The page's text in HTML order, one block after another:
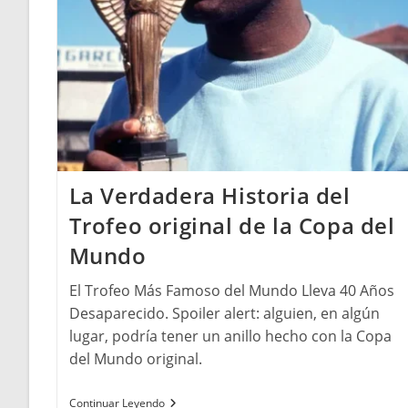
La Verdadera Historia del
Trofeo original de la Copa del
Mundo
El Trofeo Más Famoso del Mundo Lleva 40 Años
Desaparecido. Spoiler alert: alguien, en algún
lugar, podría tener un anillo hecho con la Copa
del Mundo original.
Continuar LeyendoLa